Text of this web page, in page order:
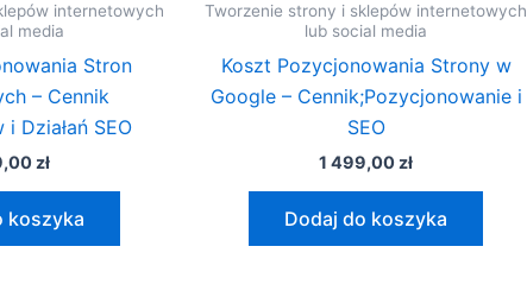
internetowych
media
Stron
– Cennik
Działań SEO
zł
koszyka
Tworzenie strony i sklepów internetowych
lub social media
Koszt Pozycjonowania Strony w
Google – Cennik;Pozycjonowanie i
SEO
1 499,00 zł
Dodaj do koszyka